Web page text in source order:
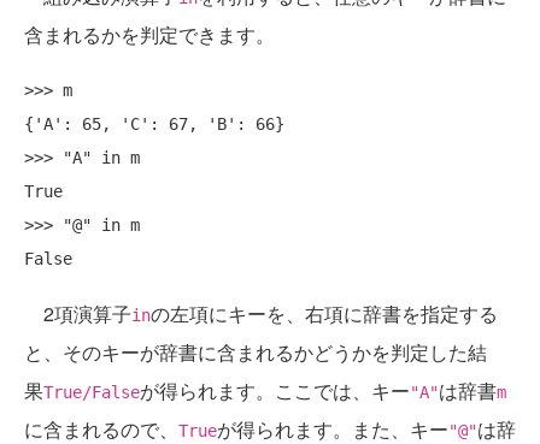
含まれるかを判定できます。
>>> m
{'A': 65, 'C': 67, 'B': 66}
>>> "A" in m
True
>>> "@" in m
2項演算子inの左項にキーを、右項に辞書を指定する
と、そのキーが辞書に含まれるかどうかを判定した結
果True/Falseが得られます。ここでは、キー"A"は辞書m
に含まれるので、 Trueが得られます。また、キー"@"は辞